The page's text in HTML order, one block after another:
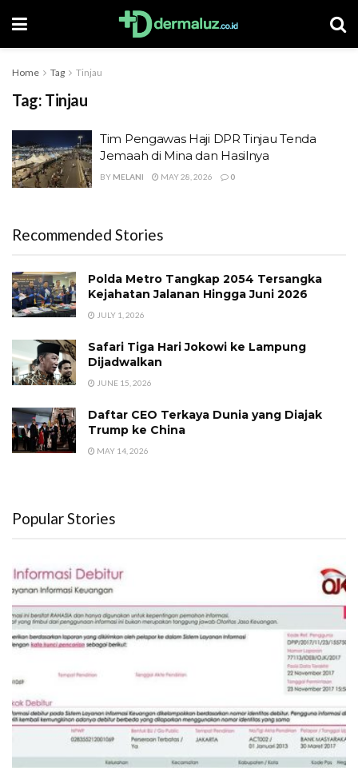
Home Tag Tinjau
Tag: Tinjau
Tim Pengawas Haji DPR Tinjau Tenda
Jemaah di Mina dan Hasilnya
BY MELANI MAY 28, 2026 0
Recommended Stories
Polda Metro Tangkap 2054 Tersangka
Kejahatan Jalanan Hingga Juni 2026
JULY 1, 2026
Safari Tiga Hari Jokowi ke Lampung
Dijadwalkan
JUNE 15, 2026
Daftar CEO Terkaya Dunia yang Diajak
Trump ke China
MAY 14, 2026
Popular Stories